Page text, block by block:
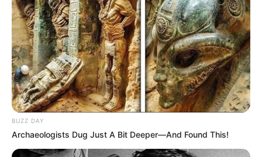
BUZZ DAY
Archaeologists Dug Just A Bit Deeper—And Found This!